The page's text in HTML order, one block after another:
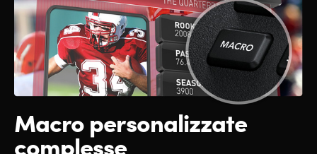
Macropersonalizzate
complesse